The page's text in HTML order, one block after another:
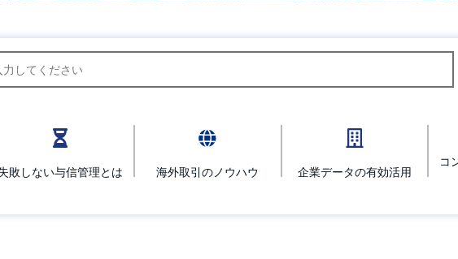
敗しない与信管理とは 海外取引のノウハウ 企業データの有効活用
コ